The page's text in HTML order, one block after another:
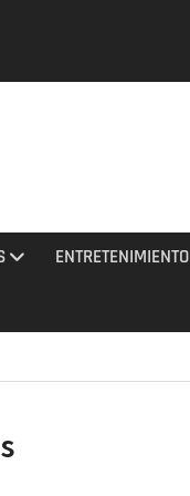
ENTRETENIMIENTO